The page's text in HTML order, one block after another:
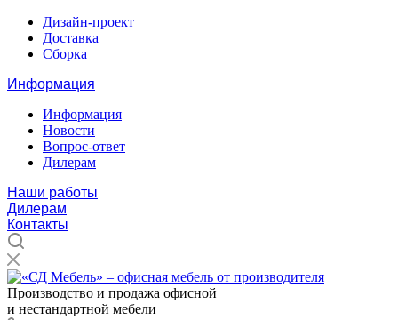
Дизайн-проект
Доставка
Сборка
Информация
Информация
Новости
Вопрос-ответ
Дилерам
Наши работы
Дилерам
Контакты
Производство и продажа офисной
и нестандартной мебели